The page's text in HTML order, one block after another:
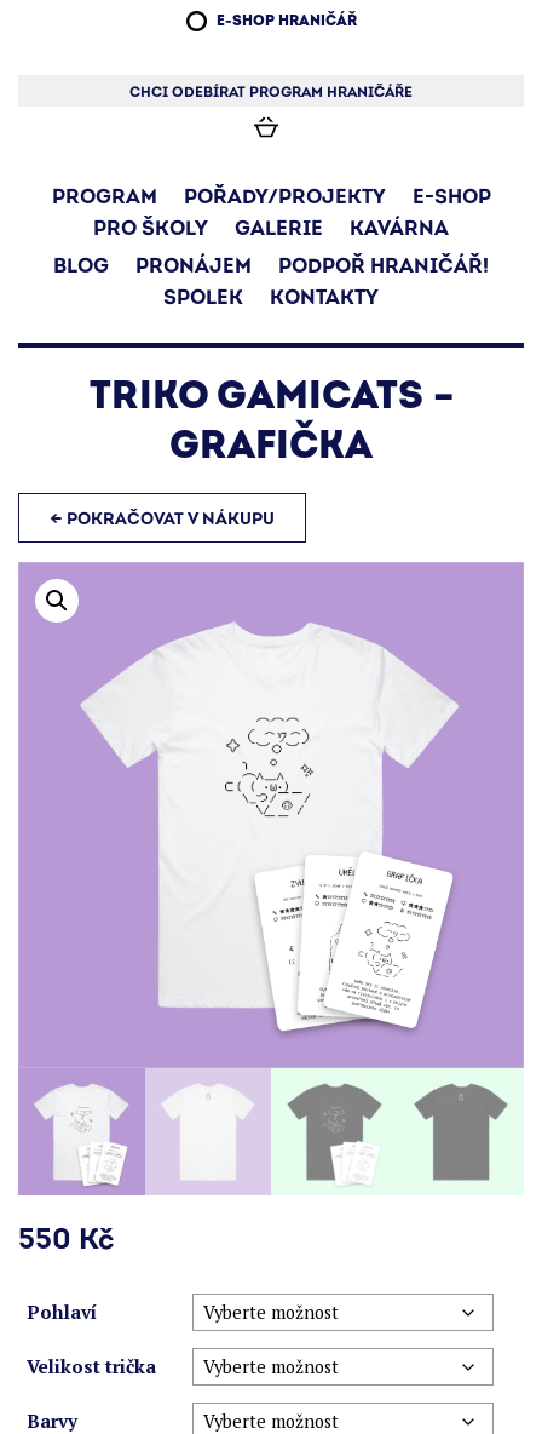
E-SHOP HRANIČÁŘ
CHCI ODEBÍRAT PROGRAM HRANIČÁŘE
PROGRAM POŘADY/PROJEKTY
E-SHOP
PRO ŠKOLY
GALERIE
KAVÁRNA
BLOG
PRONÁJEM
PODPOŘ HRANIČÁŘ!
SPOLEK
KONTAKTY
TRIKO GAMICATS –
GRAFIČKA
← POKRAČOVAT V NÁKUPU
550 Kč
Pohlaví
Velikost trička
Barvy